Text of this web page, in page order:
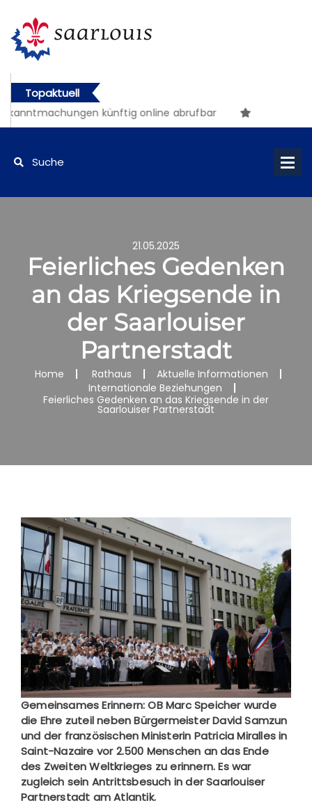
Topaktuell
künftig online abrufbar
21.05.2025
Feierliches Gedenken
an das Kriegsende in
der Saarlouiser
Partnerstadt
Home Rathaus
Aktuelle Informationen
Internationale Beziehungen
Feierliches Gedenken an das Kriegsende in der
Saarlouiser Partnerstadt
Gemeinsames Erinnern: OB Marc Speicher wurde
die Ehre zuteil neben Bürgermeister David Samzun
und der französischen Ministerin Patricia Miralles in
Saint-Nazaire vor 2.500 Menschen an das Ende
des Zweiten Weltkrieges zu erinnern. Es war
zugleich sein Antrittsbesuch in der Saarlouiser
Partnerstadt am Atlantik.